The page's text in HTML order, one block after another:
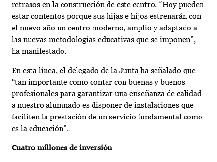
retrasos en la construcción de este centro. “Hoy pueden
estar contentos porque sus hijas e hijos estrenarán con
el nuevo año un centro moderno, amplio y adaptado a
las nuevas metodologías educativas que se imponen”,
ha manifestado.
En esta línea, el delegado de la Junta ha señalado que
“tan importante como contar con buenas y buenos
profesionales para garantizar una enseñanza de calidad
a nuestro alumnado es disponer de instalaciones que
faciliten la prestación de un servicio fundamental como
es la educación”.
Cuatro millones de inversión